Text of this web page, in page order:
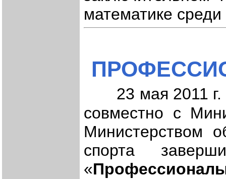
математике
23 мая 2011
совместно с
Министерством
спорта
«